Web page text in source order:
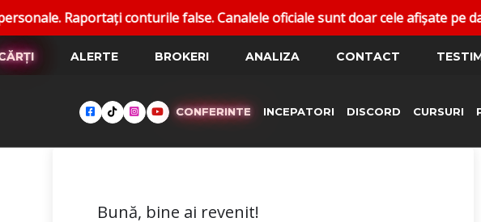
Raportați conturile false. Canalele oficiale sunt doar cele afișate pe
ALERTE BROKERI ANALIZA CONTACT
CONFERINTE INCEPATORI DISCORD CURSURI
Bună, bine ai revenit!